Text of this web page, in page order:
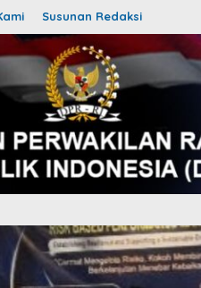
Susunan Redaksi